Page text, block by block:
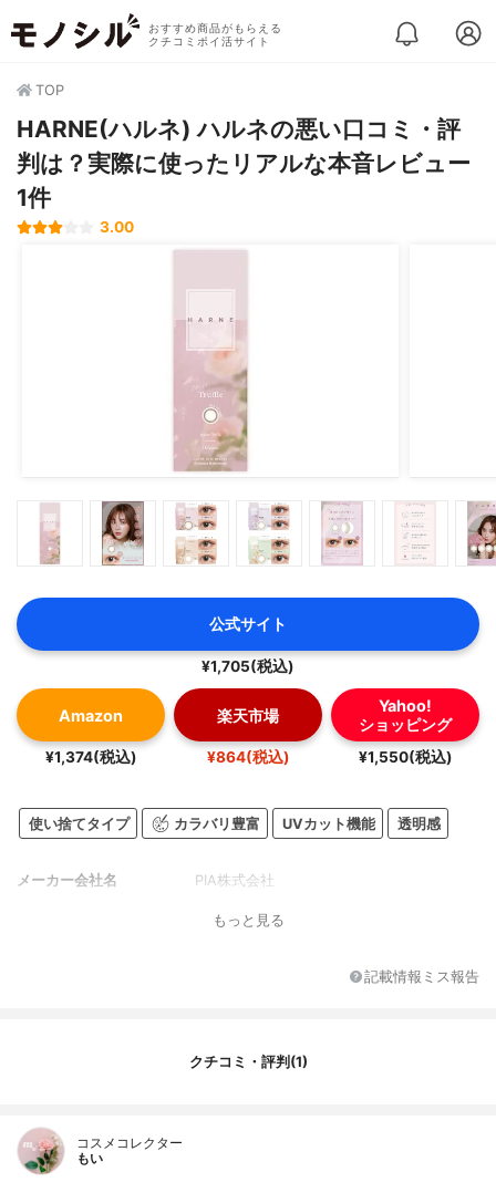
おすすめ商品がもらえる
クチコミポイ活サイト
TOP
HARNE(ハルネ) ハルネの悪い口コミ・評
判は？実際に使ったリアルな本音レビュー
1件
3.00
公式サイト
¥1,705(税込)
Amazon
¥1,374(税込)
楽天市場
¥864(税込)
Yahoo!
ショッピング
¥1,550(税込)
使い捨てタイプ カラバリ豊富 UVカット機能 透明感
メーカー会社名 PIA株式会社
もっと見る
記載情報ミス報告
クチコミ・評判(1)
コスメコレクター
もい